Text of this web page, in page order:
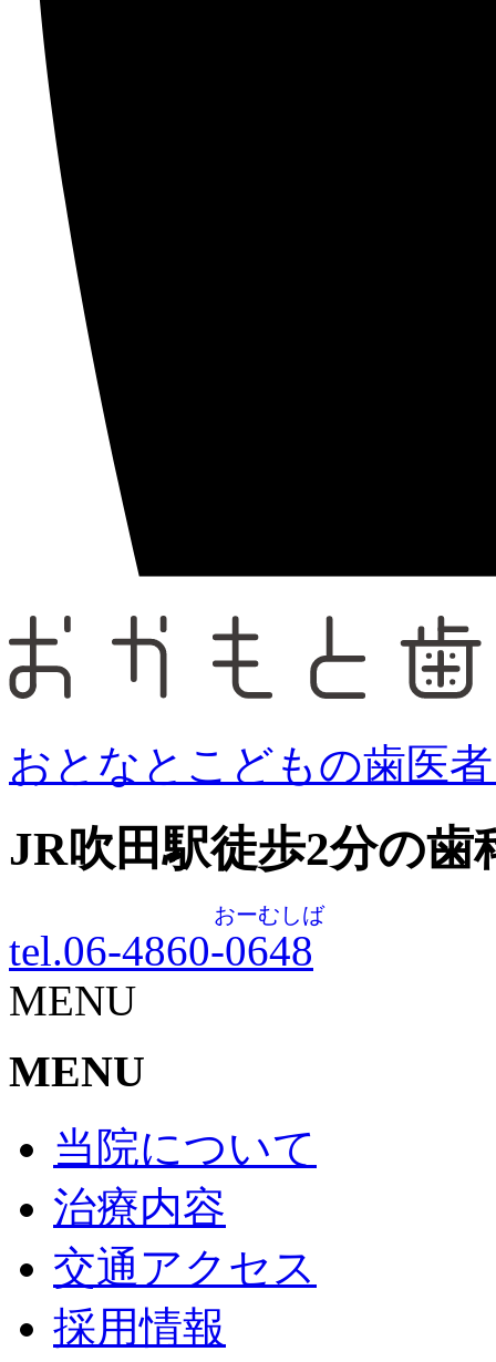
おとなとこどもの歯医
JR吹田駅徒歩2分の歯
tel.06-4860-0648
おーむしば
MENU
MENU
当院について
治療内容
交通アクセス
採用情報